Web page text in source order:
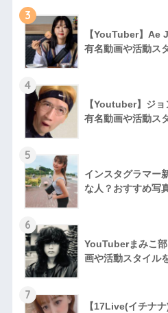
3
【YouTuber】Ae
有名動画や活動ス
4
【Youtuber】ジ
有名動画や活動ス
5
インスタグラマー
な⼈？おすすめ写
6
YouTuberまみこ
画や活動スタイル
7
【17Live(イチナ